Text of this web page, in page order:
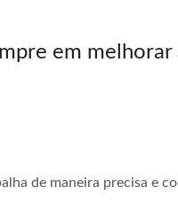
em melhorar
de maneira precisa e